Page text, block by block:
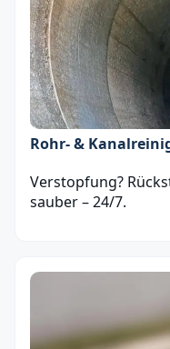
Rohr- &
Verstopfung?
sauber – 24/7.